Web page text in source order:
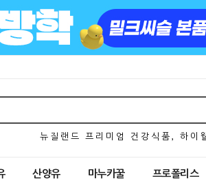
뉴 질 랜 드 프 리 미 엄 건 강 식 품 , 하 이
산양유 마누카꿀 프로폴리스